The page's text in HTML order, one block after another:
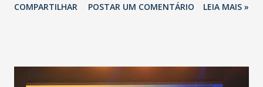
adotadas pelo Governo do Estado na contenção da
população suspeita e de cuidados com os ambientes
COMPARTILHAR POSTAR UM COMENTÁRIO LEIA MAIS »